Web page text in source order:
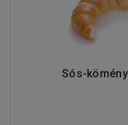
Sós-